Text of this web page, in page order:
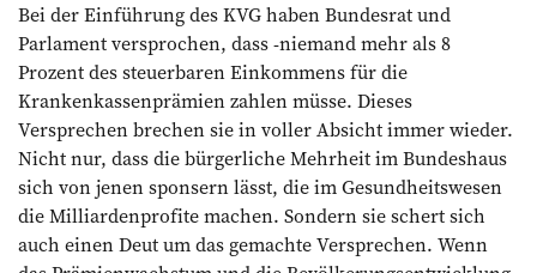
Bei der Einführung des KVG haben Bundesrat und
Parlament versprochen, dass -niemand mehr als 8
Prozent des steuerbaren Einkommens für die
Krankenkassenprämien zahlen müsse. Dieses
Versprechen brechen sie in voller Absicht immer wieder.
Nicht nur, dass die bürgerliche Mehrheit im Bundeshaus
sich von jenen sponsern lässt, die im Gesundheitswesen
die Milliardenprofite machen. Sondern sie schert sich
auch einen Deut um das gemachte Versprechen. Wenn